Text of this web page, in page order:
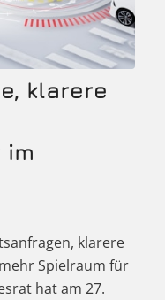
klarere
im
klarere
Spielraum für
hat am 27.